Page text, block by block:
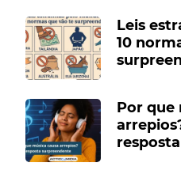
Leis
10
Por que